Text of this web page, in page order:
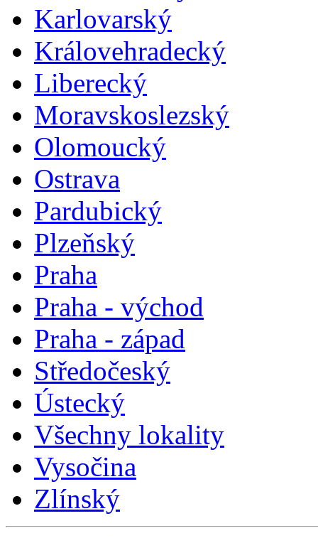
Karlovarský
Královehradecký
Liberecký
Moravskoslezský
Olomoucký
Ostrava
Pardubický
Plzeňský
Praha
Praha - východ
Praha - západ
Středočeský
Ústecký
Všechny lokality
Vysočina
Zlínský